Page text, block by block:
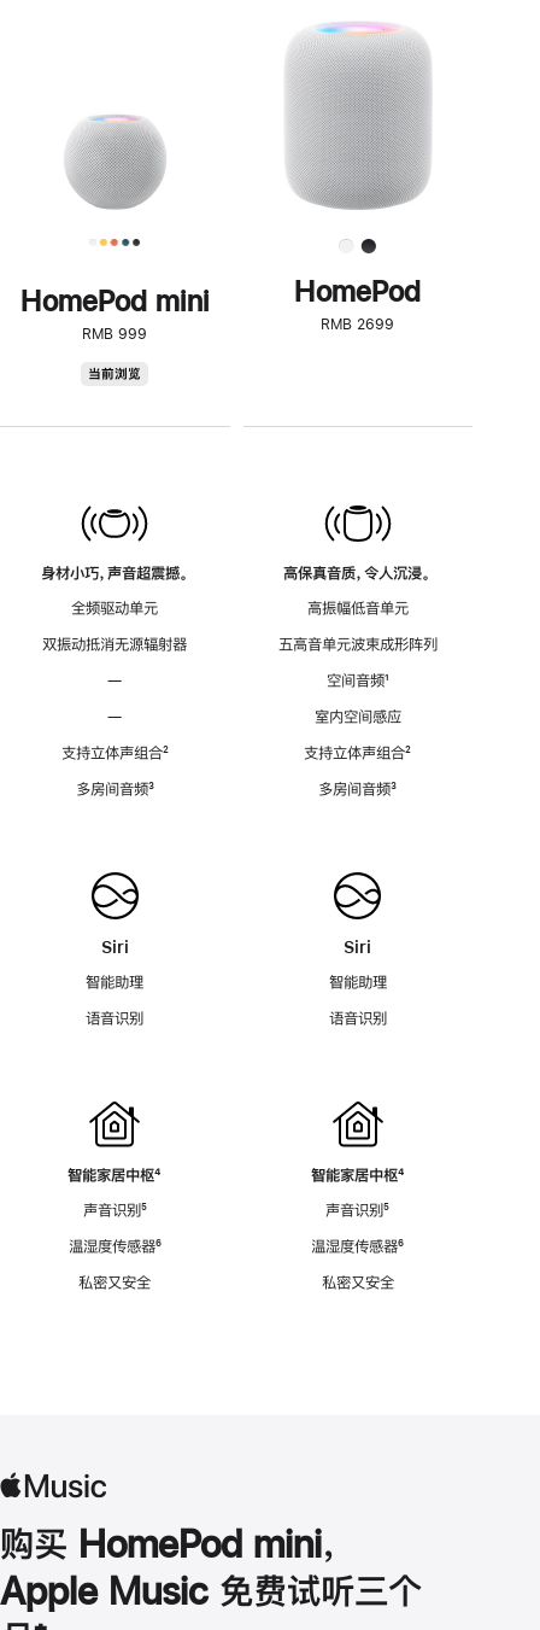
HomePod mini
RMB 999
当前浏览
身材小巧，声音超震撼。
全频驱动单元
双振动抵消无源辐射器
—
—
支持立体声组合脚
²
多房间音频脚
³
Siri
智能助理
语音识别
智能家居中枢脚
⁴
声音识别脚
⁵
温湿度传感器脚
⁶
私密又安全
步
了
解
HomePod<
HomePod
RMB 2699
高保真音质，令人沉浸。
高振幅低音单元
五高音单元波束成形阵列
空间音频脚
¹
室内空间感应
支持立体声组合脚
²
多房间音频脚
³
Siri
智能助理
语音识别
智能家居中枢脚
⁴
声音识别脚
⁵
温湿度传感器脚
⁶
私密又安全
购买 HomePod mini，
Apple Music 免费试听三个